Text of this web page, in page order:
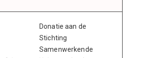
Donatie aan de
Stichting
Samenwerkende